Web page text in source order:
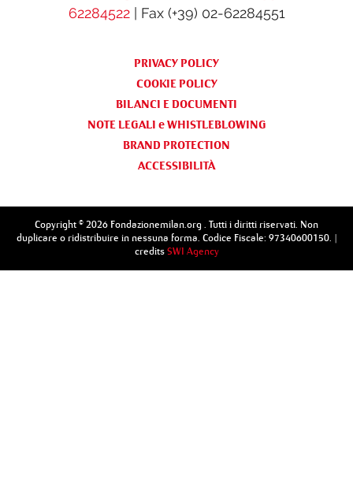
62284522| Fax (+39) 02-62284551
PRIVACY POLICY
COOKIE POLICY
BILANCI E DOCUMENTI
NOTE LEGALI e WHISTLEBLOWING
BRAND PROTECTION
ACCESSIBILITÀ
Copyright © 2026 Fondazionemilan.org . Tutti i diritti riservati. Non
duplicare o ridistribuire in nessuna forma. Codice Fiscale: 97340600150. |
credits SWI Agency